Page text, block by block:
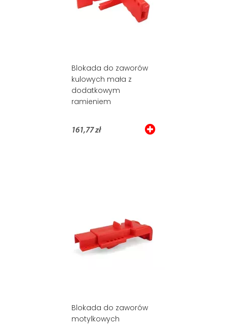
Blokada do zaworów
kulowych mała z
dodatkowym
ramieniem
161,77 zł
Blokada do zaworów
motylkowych